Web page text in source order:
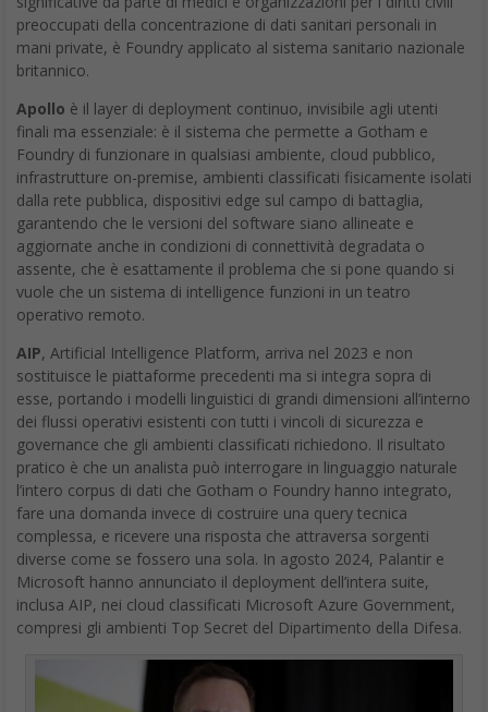
preoccupati della concentrazione di dati sanitari personali in
mani private, è Foundry applicato al sistema sanitario nazionale
britannico.
Apollo è il layer di deployment continuo, invisibile agli utenti
finali ma essenziale: è il sistema che permette a Gotham e
Foundry di funzionare in qualsiasi ambiente, cloud pubblico,
infrastrutture on-premise, ambienti classificati fisicamente isolati
dalla rete pubblica, dispositivi edge sul campo di battaglia,
garantendo che le versioni del software siano allineate e
aggiornate anche in condizioni di connettività degradata o
assente, che è esattamente il problema che si pone quando si
vuole che un sistema di intelligence funzioni in un teatro
operativo remoto.
AIP, Artificial Intelligence Platform, arriva nel 2023 e non
sostituisce le piattaforme precedenti ma si integra sopra di
esse, portando i modelli linguistici di grandi dimensioni all’interno
dei flussi operativi esistenti con tutti i vincoli di sicurezza e
governance che gli ambienti classificati richiedono. Il risultato
pratico è che un analista può interrogare in linguaggio naturale
l’intero corpus di dati che Gotham o Foundry hanno integrato,
fare una domanda invece di costruire una query tecnica
complessa, e ricevere una risposta che attraversa sorgenti
diverse come se fossero una sola. In agosto 2024, Palantir e
Microsoft hanno annunciato il deployment dell’intera suite,
inclusa AIP, nei cloud classificati Microsoft Azure Government,
compresi gli ambienti Top Secret del Dipartimento della Difesa.